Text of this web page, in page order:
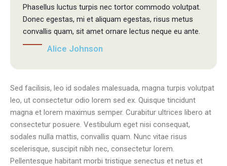
Phasellus luctus turpis nec tortor commodo volutpat.
Donec egestas, mi et aliquam egestas, risus metus
convallis quam, sit amet ornare lectus neque eu ante.
Alice Johnson
Sed facilisis, leo id sodales malesuada, magna turpis volutpat
leo, ut consectetur odio lorem sed ex. Quisque tincidunt
magna et lorem maximus semper. Curabitur ultrices libero at
consectetur posuere. Vestibulum eget nisi consequat,
sodales nulla mattis, convallis quam. Nunc vitae risus
scelerisque, suscipit nibh nec, consectetur lorem.
Pellentesque habitant morbi tristique senectus et netus et